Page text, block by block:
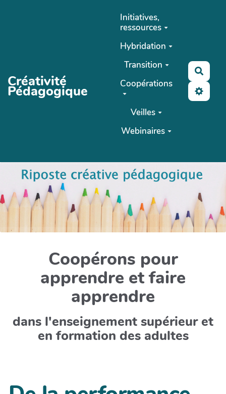
Créativité
Pédagogique
Initiatives,
ressources
Hybridation
Transition
Coopérations
Veilles
Webinaires
Coopérons pour
apprendre et faire
apprendre
dans l'enseignement supérieur et
en formation des adultes